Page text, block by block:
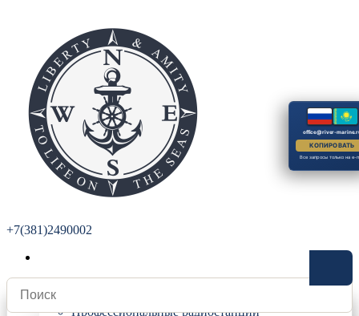
+7(381)2490002
Радиостанции
Профессиональные радиостанции
office@river-
КОПИРОВАТЬ
Все запросы только на e-